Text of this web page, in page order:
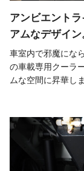
アンビエント
アムなデザイン
車室内で邪魔にな
の車載専用クーラ
ムな空間に昇華しま